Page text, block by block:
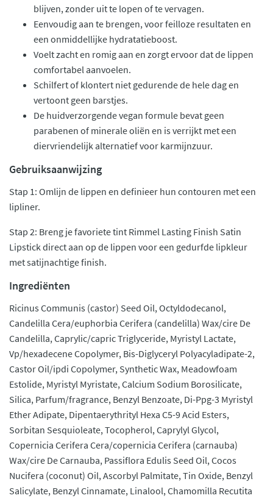
blijven, zonder uit te lopen of te vervagen.
Eenvoudig aan te brengen, voor feilloze resultaten en
een onmiddellijke hydratatieboost.
Voelt zacht en romig aan en zorgt ervoor dat de lippen
comfortabel aanvoelen.
Schilfert of klontert niet gedurende de hele dag en
vertoont geen barstjes.
De huidverzorgende vegan formule bevat geen
parabenen of minerale oliën en is verrijkt met een
diervriendelijk alternatief voor karmijnzuur.
Gebruiksaanwijzing
Stap 1: Omlijn de lippen en definieer hun contouren met een
lipliner.
Stap 2: Breng je favoriete tint Rimmel Lasting Finish Satin
Lipstick direct aan op de lippen voor een gedurfde lipkleur
met satijnachtige finish.
Ingrediënten
Ricinus Communis (castor) Seed Oil, Octyldodecanol,
Candelilla Cera/euphorbia Cerifera (candelilla) Wax/cire De
Candelilla, Caprylic/capric Triglyceride, Myristyl Lactate,
Vp/hexadecene Copolymer, Bis-Diglyceryl Polyacyladipate-2,
Castor Oil/ipdi Copolymer, Synthetic Wax, Meadowfoam
Estolide, Myristyl Myristate, Calcium Sodium Borosilicate,
Silica, Parfum/fragrance, Benzyl Benzoate, Di-Ppg-3 Myristyl
Ether Adipate, Dipentaerythrityl Hexa C5-9 Acid Esters,
Sorbitan Sesquioleate, Tocopherol, Caprylyl Glycol,
Copernicia Cerifera Cera/copernicia Cerifera (carnauba)
Wax/cire De Carnauba, Passiflora Edulis Seed Oil, Cocos
Nucifera (coconut) Oil, Ascorbyl Palmitate, Tin Oxide, Benzyl
Salicylate, Benzyl Cinnamate, Linalool, Chamomilla Recutita